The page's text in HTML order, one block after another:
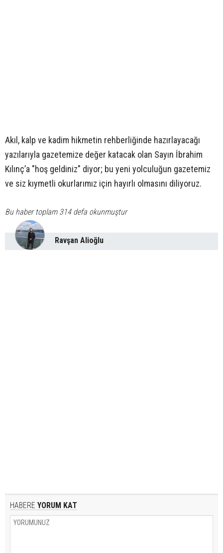
Akıl, kalp ve kadim hikmetin rehberliğinde hazırlayacağı
yazılarıyla gazetemize değer katacak olan Sayın İbrahim
Kılınç’a "hoş geldiniz" diyor; bu yeni yolculuğun gazetemiz
ve siz kıymetli okurlarımız için hayırlı olmasını diliyoruz.
Bu haber toplam 314 defa okunmuştur
Ravşan Alioğlu
HABERE YORUM KAT